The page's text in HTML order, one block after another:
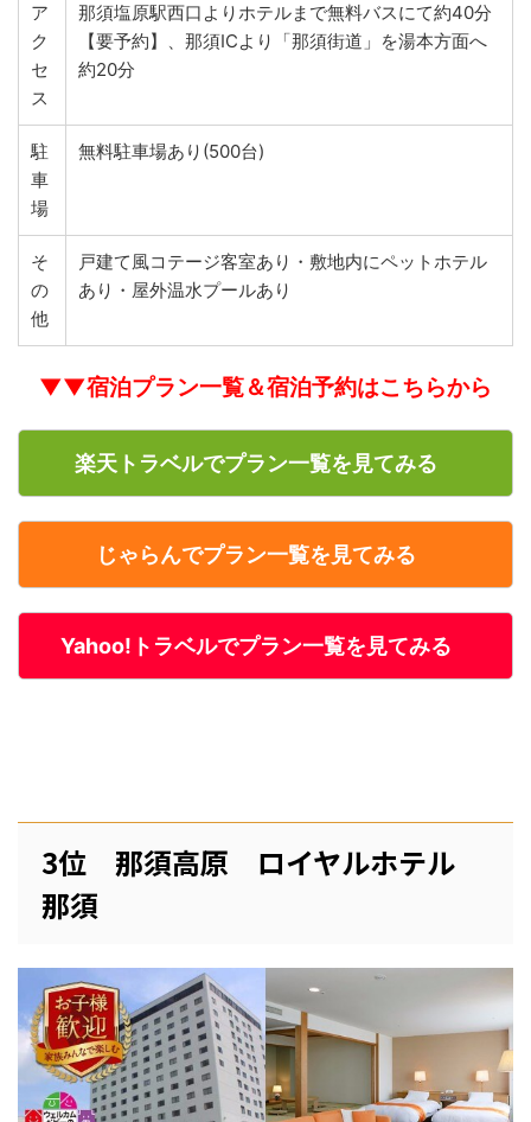
ア
ク
セ
ス
那須塩原駅西口よりホテルまで無料バスにて約40分
【要予約】、那須ICより「那須街道」を湯本方面へ
約20分
駐
車
場
無料駐車場あり(500台)
そ
の
他
戸建て風コテージ客室あり・敷地内にペットホテル
あり・屋外温水プールあり
▼▼宿泊プラン一覧＆宿泊予約はこちらから
楽天トラベルでプラン一覧を見てみる
じゃらんでプラン一覧を見てみる
Yahoo!トラベルでプラン一覧を見てみる
3位 那須高原 ロイヤルホテル
那須